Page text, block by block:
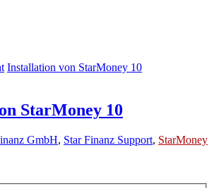
Installation von StarMoney 10
StarMoney 10
GmbH, Star Finanz Support, StarMoney